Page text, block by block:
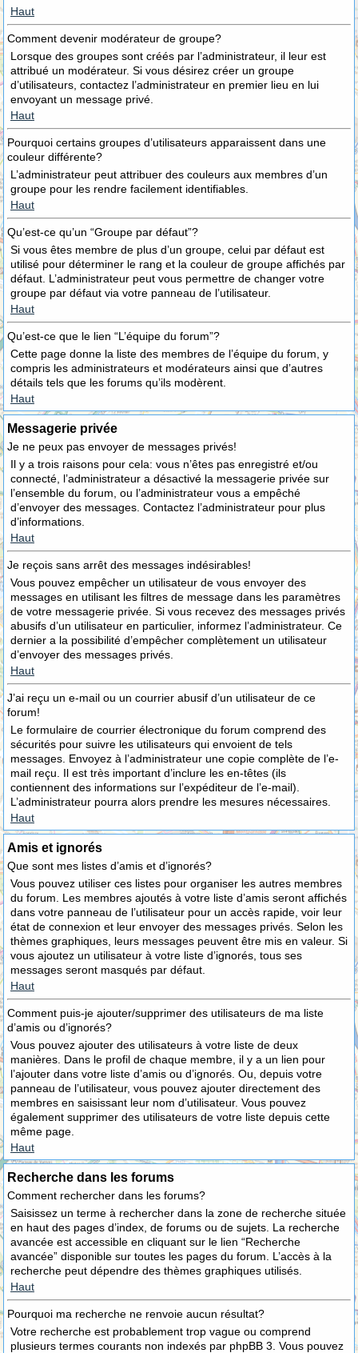
Haut
Comment devenir modérateur de groupe?
Lorsque des groupes sont créés par l’administrateur, il leur est
attribué un modérateur. Si vous désirez créer un groupe
d’utilisateurs, contactez l’administrateur en premier lieu en lui
envoyant un message privé.
Haut
Pourquoi certains groupes d’utilisateurs apparaissent dans une
couleur différente?
L’administrateur peut attribuer des couleurs aux membres d’un
groupe pour les rendre facilement identifiables.
Haut
Qu’est-ce qu’un “Groupe par défaut”?
Si vous êtes membre de plus d’un groupe, celui par défaut est
utilisé pour déterminer le rang et la couleur de groupe affichés par
défaut. L’administrateur peut vous permettre de changer votre
groupe par défaut via votre panneau de l’utilisateur.
Haut
Qu’est-ce que le lien “L’équipe du forum”?
Cette page donne la liste des membres de l’équipe du forum, y
compris les administrateurs et modérateurs ainsi que d’autres
détails tels que les forums qu’ils modèrent.
Haut
Messagerie privée
Je ne peux pas envoyer de messages privés!
Il y a trois raisons pour cela: vous n’êtes pas enregistré et/ou
connecté, l’administrateur a désactivé la messagerie privée sur
l’ensemble du forum, ou l’administrateur vous a empêché
d’envoyer des messages. Contactez l’administrateur pour plus
d’informations.
Haut
Je reçois sans arrêt des messages indésirables!
Vous pouvez empêcher un utilisateur de vous envoyer des
messages en utilisant les filtres de message dans les paramètres
de votre messagerie privée. Si vous recevez des messages privés
abusifs d’un utilisateur en particulier, informez l’administrateur. Ce
dernier a la possibilité d’empêcher complètement un utilisateur
d’envoyer des messages privés.
Haut
J’ai reçu un e-mail ou un courrier abusif d’un utilisateur de ce
forum!
Le formulaire de courrier électronique du forum comprend des
sécurités pour suivre les utilisateurs qui envoient de tels
messages. Envoyez à l’administrateur une copie complète de l’e-
mail reçu. Il est très important d’inclure les en-têtes (ils
contiennent des informations sur l’expéditeur de l’e-mail).
L’administrateur pourra alors prendre les mesures nécessaires.
Haut
Amis et ignorés
Que sont mes listes d’amis et d’ignorés?
Vous pouvez utiliser ces listes pour organiser les autres membres
du forum. Les membres ajoutés à votre liste d’amis seront affichés
dans votre panneau de l’utilisateur pour un accès rapide, voir leur
état de connexion et leur envoyer des messages privés. Selon les
thèmes graphiques, leurs messages peuvent être mis en valeur. Si
vous ajoutez un utilisateur à votre liste d’ignorés, tous ses
messages seront masqués par défaut.
Haut
Comment puis-je ajouter/supprimer des utilisateurs de ma liste
d’amis ou d’ignorés?
Vous pouvez ajouter des utilisateurs à votre liste de deux
manières. Dans le profil de chaque membre, il y a un lien pour
l’ajouter dans votre liste d’amis ou d’ignorés. Ou, depuis votre
panneau de l’utilisateur, vous pouvez ajouter directement des
membres en saisissant leur nom d’utilisateur. Vous pouvez
également supprimer des utilisateurs de votre liste depuis cette
même page.
Haut
Recherche dans les forums
Comment rechercher dans les forums?
Saisissez un terme à rechercher dans la zone de recherche située
en haut des pages d’index, de forums ou de sujets. La recherche
avancée est accessible en cliquant sur le lien “Recherche
avancée” disponible sur toutes les pages du forum. L’accès à la
recherche peut dépendre des thèmes graphiques utilisés.
Haut
Pourquoi ma recherche ne renvoie aucun résultat?
Votre recherche est probablement trop vague ou comprend
plusieurs termes courants non indexés par phpBB 3. Vous pouvez